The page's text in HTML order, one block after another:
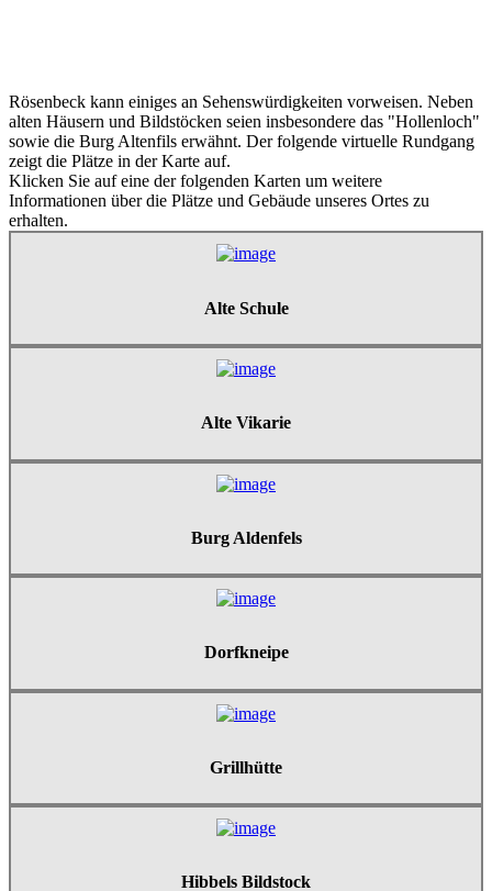
Rösenbeck kann einiges an Sehenswürdigkeiten vorweisen. Neben
alten Häusern und Bildstöcken seien insbesondere das "Hollenloch"
sowie die Burg Altenfils erwähnt. Der folgende virtuelle Rundgang
zeigt die Plätze in der Karte auf.
Klicken Sie auf eine der folgenden Karten um weitere
Informationen über die Plätze und Gebäude unseres Ortes zu
erhalten.
Alte Schule
Alte Vikarie
Burg Aldenfels
Dorfkneipe
Grillhütte
Hibbels Bildstock